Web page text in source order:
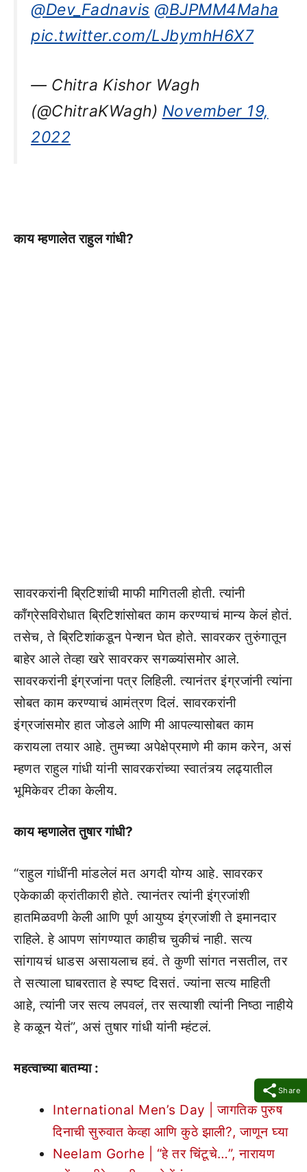
Share
@Dev_Fadnavis @BJPMM4Maha
pic.twitter.com/LJbymhH6X7
— Chitra Kishor Wagh
(@ChitraKWagh) November 19,
2022
काय म्हणालेत राहुल गांधी?
सावरकरांनी ब्रिटिशांची माफी मागितली होती. त्यांनी
काँग्रेसविरोधात ब्रिटिशांसोबत काम करण्याचं मान्य केलं होतं.
तसेच, ते ब्रिटिशांकडून पेन्शन घेत होते. सावरकर तुरुंगातून
बाहेर आले तेव्हा खरे सावरकर सगळ्यांसमोर आले.
सावरकरांनी इंग्रजांना पत्र लिहिली. त्यानंतर इंग्रजांनी त्यांना
सोबत काम करण्याचं आमंत्रण दिलं. सावरकरांनी
इंग्रजांसमोर हात जोडले आणि मी आपल्यासोबत काम
करायला तयार आहे. तुमच्या अपेक्षेप्रमाणे मी काम करेन, असं
म्हणत राहुल गांधी यांनी सावरकरांच्या स्वातंत्र्य लढ्यातील
भूमिकेवर टीका केलीय.
काय म्हणालेत तुषार गांधी?
“राहुल गांधींनी मांडलेलं मत अगदी योग्य आहे. सावरकर
एकेकाळी क्रांतीकारी होते. त्यानंतर त्यांनी इंग्रजांशी
हातमिळवणी केली आणि पूर्ण आयुष्य इंग्रजांशी ते इमानदार
राहिले. हे आपण सांगण्यात काहीच चुकीचं नाही. सत्य
सांगायचं धाडस असायलाच हवं. ते कुणी सांगत नसतील, तर
ते सत्याला घाबरतात हे स्पष्ट दिसतं. ज्यांना सत्य माहिती
आहे, त्यांनी जर सत्य लपवलं, तर सत्याशी त्यांनी निष्ठा नाहीये
हे कळून येतं”, असं तुषार गांधी यांनी म्हंटलं.
महत्वाच्या बातम्या :
International Men’s Day | जागतिक पुरुष
दिनाची सुरुवात केव्हा आणि कुठे झाली?, जाणून घ्या
Neelam Gorhe | “हे तर चिंटूचे…”, नारायण